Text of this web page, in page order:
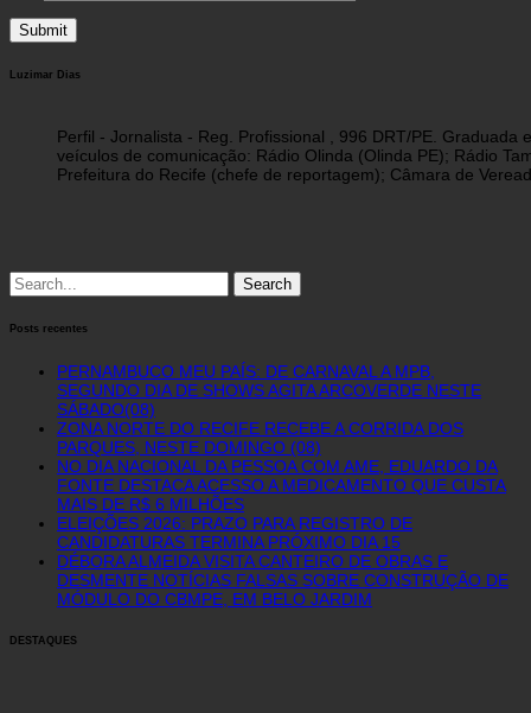
Luzimar Dias
Perfil - Jornalista - Reg. Profissional , 996 DRT/PE.
veículos de comunicação: Rádio Olinda (Olinda PE); Rádio
Prefeitura do Recife (chefe de reportagem); Câmara de
Search
for:
Posts recentes
PERNAMBUCO MEU PAÍS: DE CARNAVAL A MPB,
SEGUNDO DIA DE SHOWS AGITA ARCOVERDE NESTE
SÁBADO(08)
ZONA NORTE DO RECIFE RECEBE A CORRIDA DOS
PARQUES, NESTE DOMINGO (08)
NO DIA NACIONAL DA PESSOA COM AME, EDUARDO DA
FONTE DESTACA ACESSO A MEDICAMENTO QUE CUSTA
MAIS DE R$ 6 MILHÕES
ELEIÇÕES 2026: PRAZO PARA REGISTRO DE
CANDIDATURAS TERMINA PRÓXIMO DIA 15
DÉBORA ALMEIDA VISITA CANTEIRO DE OBRAS E
DESMENTE NOTÍCIAS FALSAS SOBRE CONSTRUÇÃO DE
MÓDULO DO CBMPE, EM BELO JARDIM
DESTAQUES